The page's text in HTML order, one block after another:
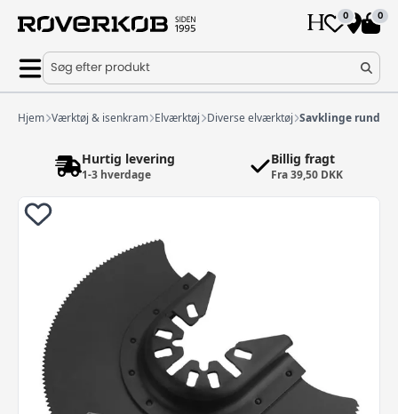
0 0
Søg efter produkt
Hjem Værktøj & isenkram Elværktøj Diverse elværktøj Savklinge rund
Hurtig levering
1-3 hverdage
Billig fragt
Fra 39,50 DKK